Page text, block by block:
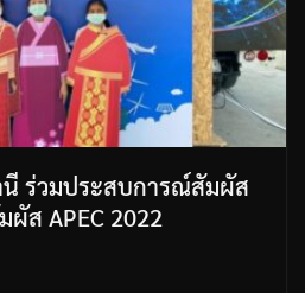
ร่วมประสบการณ์สัมผัส
ผัส APEC 2022